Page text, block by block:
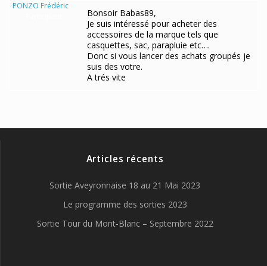
PONZO Frédéric
Bonsoir Babas89,
Je suis intéressé pour acheter des
accessoires de la marque tels que
casquettes, sac, parapluie etc….
Donc si vous lancer des achats groupés je
suis des votre.
A trés vite
Articles récents
Sortie Aveyronnaise 18 au 21 Mai 2023
Le programme des sorties 2023
Sortie Tour du Mont-Blanc – Septembre 2022